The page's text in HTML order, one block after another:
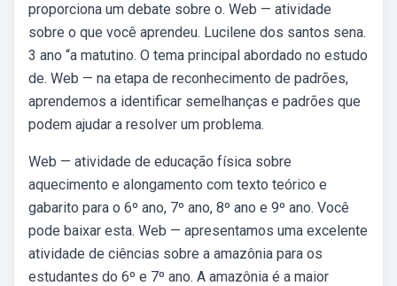
proporciona um debate sobre o. Web — atividade
sobre o que você aprendeu. Lucilene dos santos sena.
3 ano “a matutino. O tema principal abordado no estudo
de. Web — na etapa de reconhecimento de padrões,
aprendemos a identificar semelhanças e padrões que
podem ajudar a resolver um problema.
Web — atividade de educação física sobre
aquecimento e alongamento com texto teórico e
gabarito para o 6º ano, 7º ano, 8º ano e 9º ano. Você
pode baixar esta. Web — apresentamos uma excelente
atividade de ciências sobre a amazônia para os
estudantes do 6º e 7º ano. A amazônia é a maior